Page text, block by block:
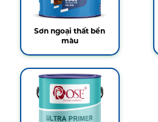
Sơn ngoại thất bền
màu